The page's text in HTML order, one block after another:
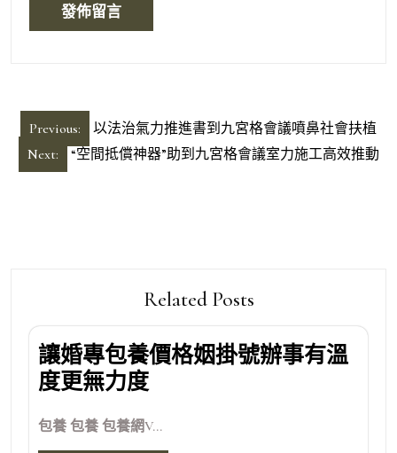
文
章
導
Previous:
以法治氣力推進書到九宮格會議噴鼻社會扶植
Next:
“空間抵償神器”助到九宮格會議室力施工高效推動
Related Posts
讓婚專包養價格姻掛號辦事有溫
度更無力度
包養 包養 包養網V...